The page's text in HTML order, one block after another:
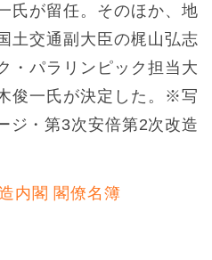
氏が留任。そのほか、地
土交通副大臣の梶山弘志
・パラリンピック担当大
俊一氏が決定した。※写
ジ・第3次安倍第2次改造
内閣 閣僚名簿